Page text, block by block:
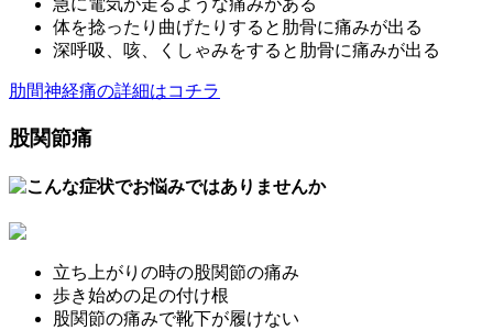
急に電気が走るような痛みがある
体を捻ったり曲げたりすると肋骨に痛みが出る
深呼吸、咳、くしゃみをすると肋骨に痛みが出る
肋間神経痛の詳細はコチラ
股関節痛
立ち上がりの時の股関節の痛み
歩き始めの足の付け根
股関節の痛みで靴下が履けない